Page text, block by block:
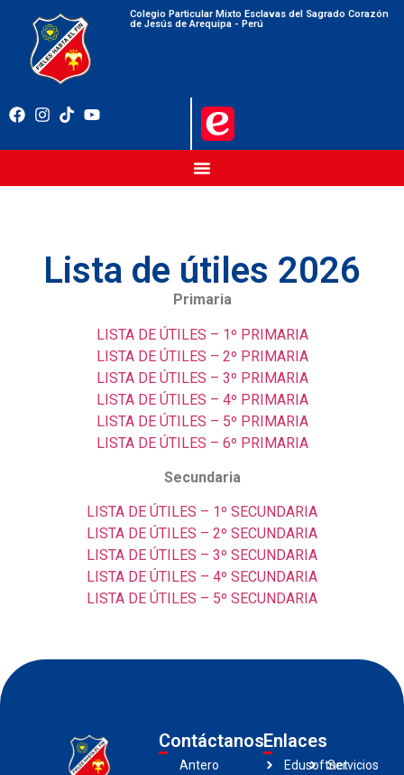
Colegio Particular Mixto Esclavas del Sagrado Corazón
de Jesús de Arequipa - Perú
Lista de útiles 2026
Primaria
LISTA DE ÚTILES – 1º PRIMARIA
LISTA DE ÚTILES – 2º PRIMARIA
LISTA DE ÚTILES – 3º PRIMARIA
LISTA DE ÚTILES – 4º PRIMARIA
LISTA DE ÚTILES – 5º PRIMARIA
LISTA DE ÚTILES – 6º PRIMARIA
Secundaria
LISTA DE ÚTILES – 1º SECUNDARIA
LISTA DE ÚTILES – 2º SECUNDARIA
LISTA DE ÚTILES – 3º SECUNDARIA
LISTA DE ÚTILES – 4º SECUNDARIA
LISTA DE ÚTILES – 5º SECUNDARIA
Contáctanos
Antero
Enlaces
EdusoftnetServicios